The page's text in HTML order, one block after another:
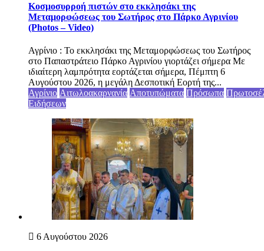
Κοσμοσυρροή πιστών στο εκκλησάκι της
Μεταμορφώσεως του Σωτήρος στο Πάρκο Αγρινίου
(Photos – Video)
Αγρίνιο : Το εκκλησάκι της Μεταμορφώσεως του Σωτήρος
στο Παπαστράτειο Πάρκο Αγρινίου γιορτάζει σήμερα Με
ιδιαίτερη λαμπρότητα εορτάζεται σήμερα, Πέμπτη 6
Αυγούστου 2026, η μεγάλη Δεσποτική Εορτή της...
Αγρίνιο Αιτωλοακαρνανία Αποτυπώματα Πρόσωπα
Ειδήσεων
6 Αυγούστου 2026